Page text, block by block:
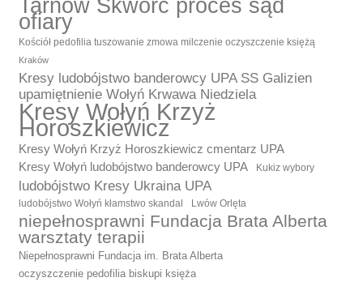
Tarnów Skworc proces sąd
ofiary
Kościół pedofilia tuszowanie zmowa milczenie oczyszczenie księżą
Kraków
Kresy ludobójstwo banderowcy UPA SS Galizien
upamiętnienie Wołyń Krwawa Niedziela
Kresy Wołyń Krzyż
Horoszkiewicz
Kresy Wołyń Krzyż Horoszkiewicz cmentarz UPA
Kresy Wołyń ludobójstwo banderowcy UPA
Kukiz wybory
ludobójstwo Kresy Ukraina UPA
ludobójstwo Wołyń kłamstwo skandal Lwów Orlęta
niepełnosprawni Fundacja Brata Alberta
warsztaty terapii
Niepełnosprawni Fundacja im. Brata Alberta
oczyszczenie pedofilia biskupi księża